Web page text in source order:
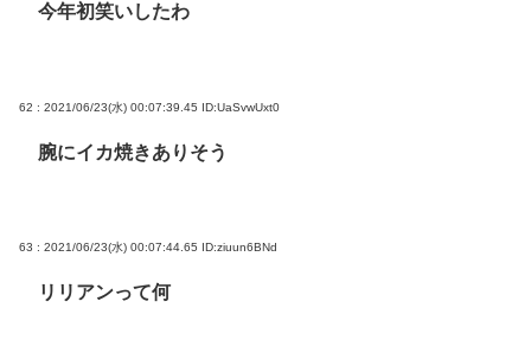
今年初笑いしたわ
62 : 2021/06/23(水) 00:07:39.45 ID:UaSvwUxt0
腕にイカ焼きありそう
63 : 2021/06/23(水) 00:07:44.65 ID:ziuun6BNd
リリアンって何